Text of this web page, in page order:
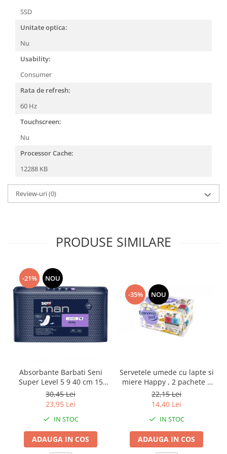
SSD
Unitate optica:
Nu
Usability:
Consumer
Rata de refresh:
60 Hz
Touchscreen:
Nu
Processor Cache:
12288 KB
Review-uri(0)
PRODUSE SIMILARE
-21% NOU
Absorbante Barbati Seni
Super Level 5 9 40 cm 15
Bucati
30,45 Lei
23,95 Lei
IN STOC
ADAUGA IN COS
-35% NOU
Servetele umede cu lapte si
miere Happy , 2 pachete x
64 bucati, 128 bucati
22,15 Lei
14,40 Lei
IN STOC
ADAUGA IN COS